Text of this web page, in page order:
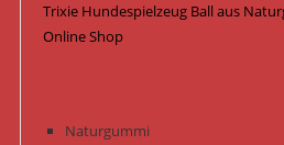
Trixie Hundespielzeug Ball aus
Online Shop
Naturgummi